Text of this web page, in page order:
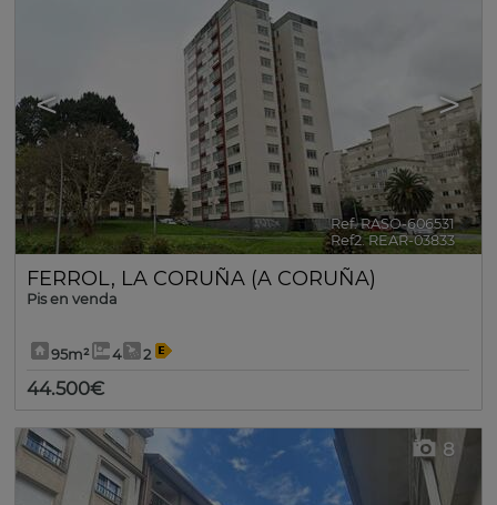
< >
Ref. RASO-606531 🔗
Ref2. REAR-03833
FERROL , LA CORUÑA (A CORUÑA)
Pis en venda
95m² 4 2
44.500€
8